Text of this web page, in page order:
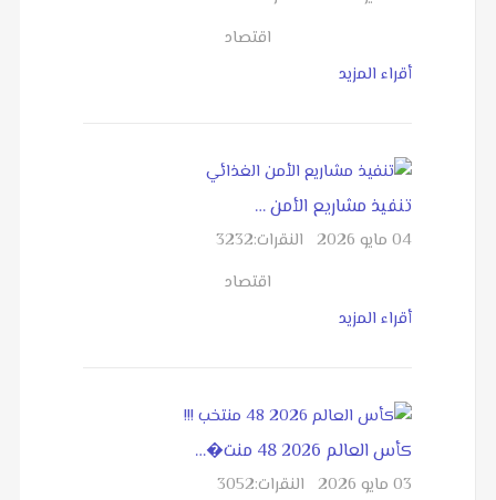
اقتصاد
أقراء المزيد
تنفيذ مشاريع الأمن …
04 مايو 2026 النقرات:3232
اقتصاد
أقراء المزيد
كأس العالم 2026 48 منت�…
03 مايو 2026 النقرات:3052